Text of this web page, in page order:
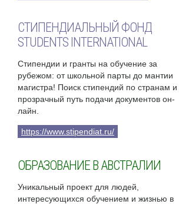
СТИПЕНДИАЛЬНЫЙ ФОНД
STUDENTS INTERNATIONAL
Стипендии и гранты на обучение за
рубежом: от школьной парты до мантии
магистра! Поиск стипендий по странам и
прозрачный путь подачи документов он-
лайн.
https://www.stipendiat.ru/
ОБРАЗОВАНИЕ В АВСТРАЛИИ
Уникальный проект для людей,
интересующихся обучением и жизнью в